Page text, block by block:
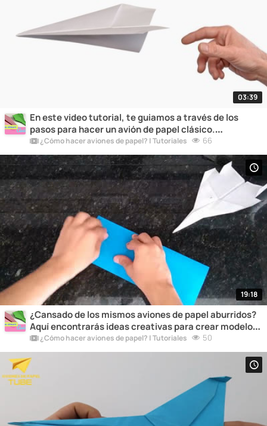
03:39
En este video tutorial, te guiamos a través de los
pasos para hacer un avión de papel clásico.
¡Sorprende a todos con tus habilidades de plegado!
¿Cómo hacer aviones de papel? | Tutoriales 66
19:18
¿Cansado de los mismos aviones de papel aburridos?
Aquí encontrarás ideas creativas para crear modelos
únicos y originales que destacarán entre la multitud.
¿Cómo hacer aviones de papel? | Tutoriales 50